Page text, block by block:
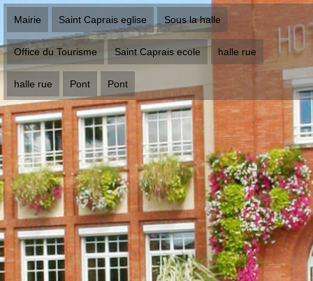
Mairie Saint Caprais eglise Sous la halle
Office du Tourisme Saint Caprais ecole halle rue
halle rue Pont Pont